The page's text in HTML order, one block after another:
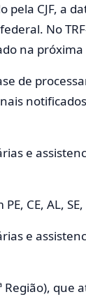
CJF, a
No
na
de
e
CE, AL, SE,
e
Região), que